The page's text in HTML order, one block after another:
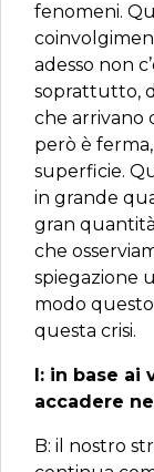
fenomeni.
adesso non
soprattutto,
che arrivano
però è
superficie.
in grande
gran
che
spiegazione
modo
questa crisi.
I: in base ai
accadere
B: il nostro